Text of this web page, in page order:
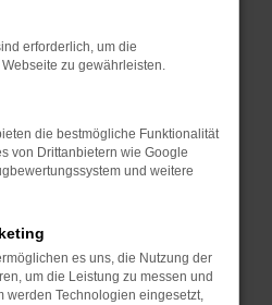
wie Werbeblocker,
bestimmter Seiten
oder in einem privaten
neu.
zu beheben.
dein Browser und dein
dem neuesten Stand
erforderlich, um die
zu gewährleisten.
die bestmögliche Funktionalität
von Drittanbietern wie Google
und weitere
es uns, die Nutzung der
um die Leistung zu messen und
werden Technologien eingesetzt,